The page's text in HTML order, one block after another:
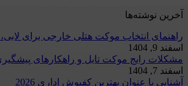
آخرین نوشته‌ها
راهنمای انتخاب موکت هتلی خارجی برای لابی،
اسفند 9, 1404
مشکلات رایج موکت تایل و راهکارهای
اسفند 7, 1404
آشنایی با عنوان بهترین کفپوش اداری 2026